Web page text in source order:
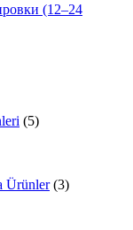
(12–24
(5)
Ürünler (3)